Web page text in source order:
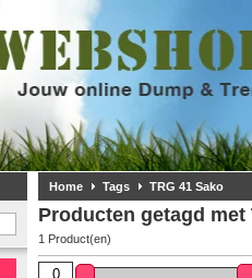
Home Tags TRG 41 Sako
Producten getagd met
1 Product(en)